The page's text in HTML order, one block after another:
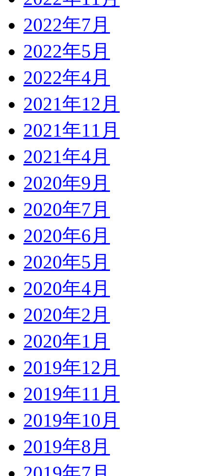
2022年7月
2022年5月
2022年4月
2021年12月
2021年11月
2021年4月
2020年9月
2020年7月
2020年6月
2020年5月
2020年4月
2020年2月
2020年1月
2019年12月
2019年11月
2019年10月
2019年8月